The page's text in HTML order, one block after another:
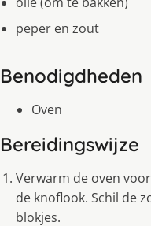
peper en zout
Benodigdheden
Oven
Bereidingswijze
Verwarm de oven
de knoflook. Schil de
blokjes.